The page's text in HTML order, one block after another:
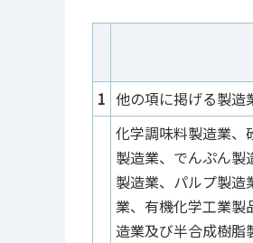
1 他の項に掲げる製造
化学調味料製造業、
製造業、でんぷん製
製造業、パルプ製
業、有機化学工業
造業及び半合成樹脂